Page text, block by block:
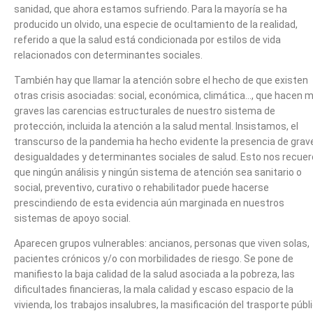
sanidad, que ahora estamos sufriendo. Para la mayoría se ha
producido un olvido, una especie de ocultamiento de la realidad,
referido a que la salud está condicionada por estilos de vida
relacionados con determinantes sociales.
También hay que llamar la atención sobre el hecho de que existen
otras crisis asociadas: social, económica, climática…, que hacen
graves las carencias estructurales de nuestro sistema de
protección, incluida la atención a la salud mental. Insistamos, el
transcurso de la pandemia ha hecho evidente la presencia de
desigualdades y determinantes sociales de salud. Esto nos
que ningún análisis y ningún sistema de atención sea sanitario o
social, preventivo, curativo o rehabilitador puede hacerse
prescindiendo de esta evidencia aún marginada en nuestros
sistemas de apoyo social.
Aparecen grupos vulnerables: ancianos, personas que viven solas,
pacientes crónicos y/o con morbilidades de riesgo. Se pone de
manifiesto la baja calidad de la salud asociada a la pobreza, las
dificultades financieras, la mala calidad y escaso espacio de la
vivienda, los trabajos insalubres, la masificación del trasporte